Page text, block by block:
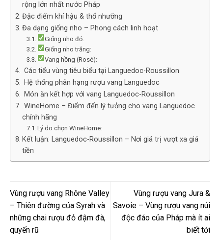
rộng lớn nhất nước Pháp
Đặc điểm khí hậu & thổ nhưỡng
Đa dạng giống nho – Phong cách linh hoạt
Giống nho đỏ:
Giống nho trắng:
Vang hồng (Rosé):
️ Các tiểu vùng tiêu biểu tại Languedoc-Roussillon
️ Hệ thống phân hạng rượu vang Languedoc
️ Món ăn kết hợp với vang Languedoc-Roussillon
️ WineHome – Điểm đến lý tưởng cho vang Languedoc
chính hãng
Lý do chọn WineHome:
Kết luận: Languedoc-Roussillon – Nơi giá trị vượt xa giá
tiền
Vùng rượu vang Rhône Valley
– Thiên đường của Syrah và
những chai rượu đỏ đậm đà,
quyến rũ
Vùng rượu vang Jura &
Savoie – Vùng rượu vang núi
độc đáo của Pháp mà ít ai
biết tới